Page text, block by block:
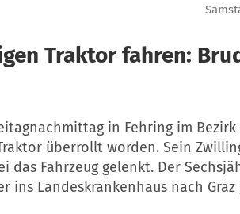
Traktor fahren:
in Fehring im Bezirk
überrollt worden. Sein
das Fahrzeug gelenkt. Der
ins Landeskrankenhaus nach Graz